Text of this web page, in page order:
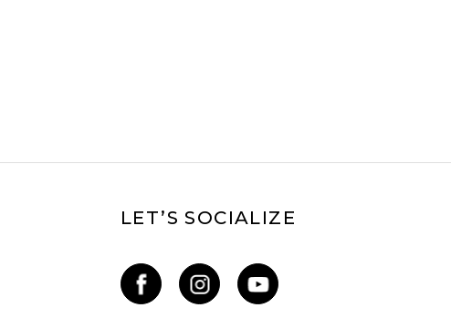
LET’S SOCIALIZE